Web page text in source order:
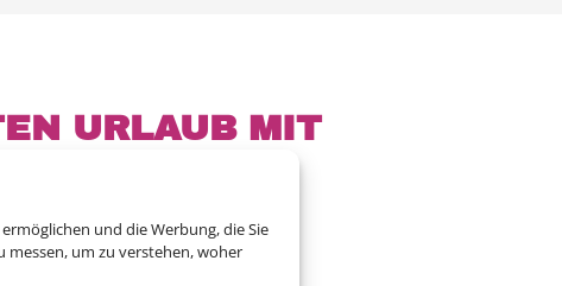
und die Werbung, die Sie
messen, um zu verstehen, woher
URLAUB MIT